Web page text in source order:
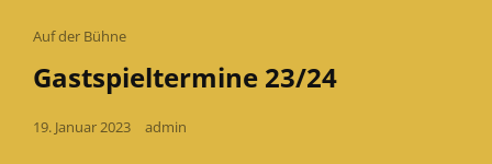
Cat
Auf der Bühne
Gastspieltermine 23/24
Posted
19. Januar 2023 admin